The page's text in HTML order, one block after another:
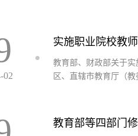
02
实施职业院校教
教育部、财政部关于
区、直辖市教育厅（
教育部等四部门